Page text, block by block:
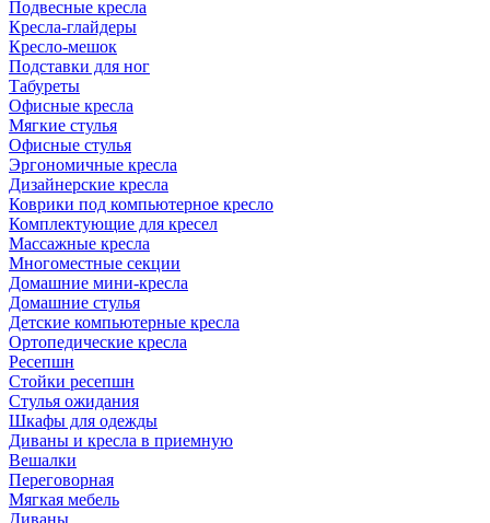
Подвесные кресла
Кресла-глайдеры
Кресло-мешок
Подставки для ног
Табуреты
Офисные кресла
Мягкие стулья
Офисные стулья
Эргономичные кресла
Дизайнерские кресла
Коврики под компьютерное кресло
Комплектующие для кресел
Массажные кресла
Многоместные секции
Домашние мини-кресла
Домашние стулья
Детские компьютерные кресла
Ортопедические кресла
Ресепшн
Стойки ресепшн
Стулья ожидания
Шкафы для одежды
Диваны и кресла в приемную
Вешалки
Переговорная
Мягкая мебель
Диваны